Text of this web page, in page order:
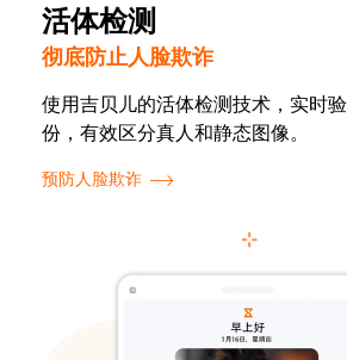
活体检测
彻底防止人脸欺诈
使用吉贝儿的活体检测技术，实时
份，有效区分真人和静态图像。
预防人脸欺诈